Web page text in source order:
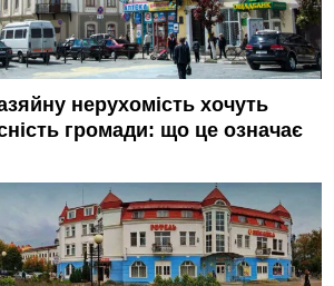
нерухомість хочуть
громади: що це означає